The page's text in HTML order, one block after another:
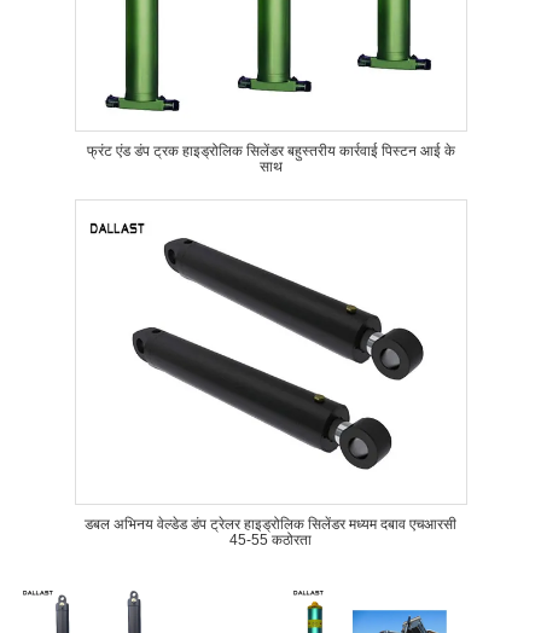
फ्रंट एंड डंप ट्रक हाइड्रोलिक सिलेंडर बहुस्तरीय कार्रवाई पिस्टन आई के
साथ
डबल अभिनय वेल्डेड डंप ट्रेलर हाइड्रोलिक सिलेंडर मध्यम दबाव एचआरसी
45-55 कठोरता